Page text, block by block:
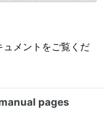
メントをご覧くだ